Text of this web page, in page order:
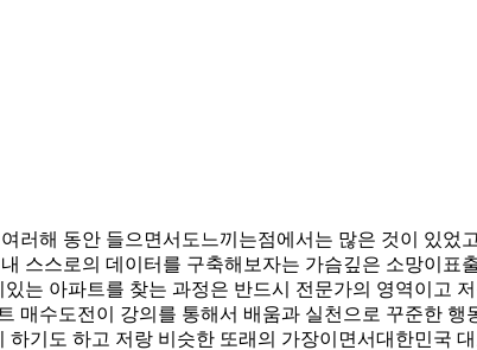
해 동안 들으면서도느끼는점에서는 많은 것이 있었
스스로의 데이터를 구축해보자는 가슴깊은 소망이표
는 아파트를 찾는 과정은 반드시 전문가의 영역이고
수도전이 강의를 통해서 배움과 실천으로 꾸준한
기도 하고 저랑 비슷한 또래의 가장이면서대한민국